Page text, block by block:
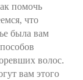
помочь
что
была вам
волос.
вам этого